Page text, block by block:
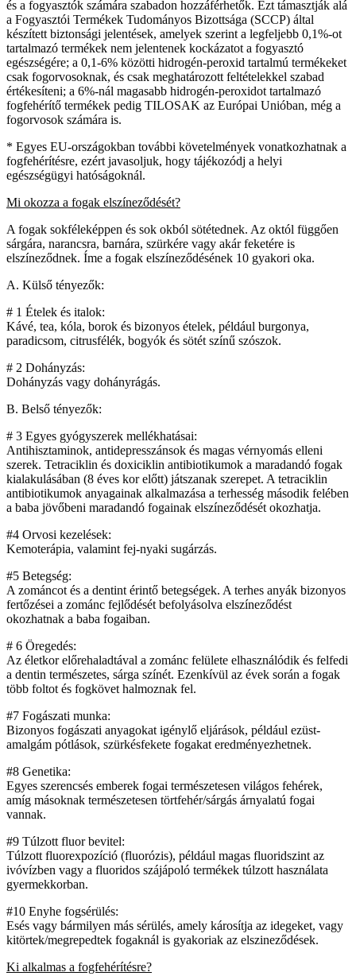
és a fogyasztók számára szabadon hozzáférhetők. Ezt támasztják alá
a Fogyasztói Termékek Tudományos Bizottsága (SCCP) által
készített biztonsági jelentések, amelyek szerint a legfeljebb 0,1%-ot
tartalmazó termékek nem jelentenek kockázatot a fogyasztó
egészségére; a 0,1-6% közötti hidrogén-peroxid tartalmú termékeket
csak fogorvosoknak, és csak meghatározott feltételekkel szabad
értékesíteni; a 6%-nál magasabb hidrogén-peroxidot tartalmazó
fogfehérítő termékek pedig TILOSAK az Európai Unióban, még a
fogorvosok számára is.
* Egyes EU-országokban további követelmények vonatkozhatnak a
fogfehérítésre, ezért javasoljuk, hogy tájékozódj a helyi
egészségügyi hatóságoknál.
Mi okozza a fogak elszíneződését?
A fogak sokféleképpen és sok okból sötétednek. Az októl függően
sárgára, narancsra, barnára, szürkére vagy akár feketére is
elszíneződnek. Íme a fogak elszíneződésének 10 gyakori oka.
A. Külső tényezők:
# 1 Ételek és italok:
Kávé, tea, kóla, borok és bizonyos ételek, például burgonya,
paradicsom, citrusfélék, bogyók és sötét színű szószok.
# 2 Dohányzás:
Dohányzás vagy dohányrágás.
B. Belső tényezők:
# 3 Egyes gyógyszerek mellékhatásai:
Antihisztaminok, antidepresszánsok és magas vérnyomás elleni
szerek. Tetraciklin és doxiciklin antibiotikumok a maradandó fogak
kialakulásában (8 éves kor előtt) játszanak szerepet. A tetraciklin
antibiotikumok anyagainak alkalmazása a terhesség második felében
a baba jövőbeni maradandó fogainak elszíneződését okozhatja.
#4 Orvosi kezelések:
Kemoterápia, valamint fej-nyaki sugárzás.
#5 Betegség:
A zománcot és a dentint érintő betegségek. A terhes anyák bizonyos
fertőzései a zománc fejlődését befolyásolva elszíneződést
okozhatnak a baba fogaiban.
# 6 Öregedés:
Az életkor előrehaladtával a zománc felülete elhasználódik és felfedi
a dentin természetes, sárga színét. Ezenkívül az évek során a fogak
több foltot és fogkövet halmoznak fel.
#7 Fogászati munka:
Bizonyos fogászati anyagokat igénylő eljárások, például ezüst-
amalgám pótlások, szürkésfekete fogakat eredményezhetnek.
#8 Genetika:
Egyes szerencsés emberek fogai természetesen világos fehérek,
amíg másoknak természetesen törtfehér/sárgás árnyalatú fogai
vannak.
#9 Túlzott fluor bevitel:
Túlzott fluorexpozíció (fluorózis), például magas fluoridszint az
ivóvízben vagy a fluoridos szájápoló termékek túlzott használata
gyermekkorban.
#10 Enyhe fogsérülés:
Esés vagy bármilyen más sérülés, amely károsítja az idegeket, vagy
kitörtek/megrepedtek fogaknál is gyakoriak az elszineződések.
Ki alkalmas a fogfehérítésre?